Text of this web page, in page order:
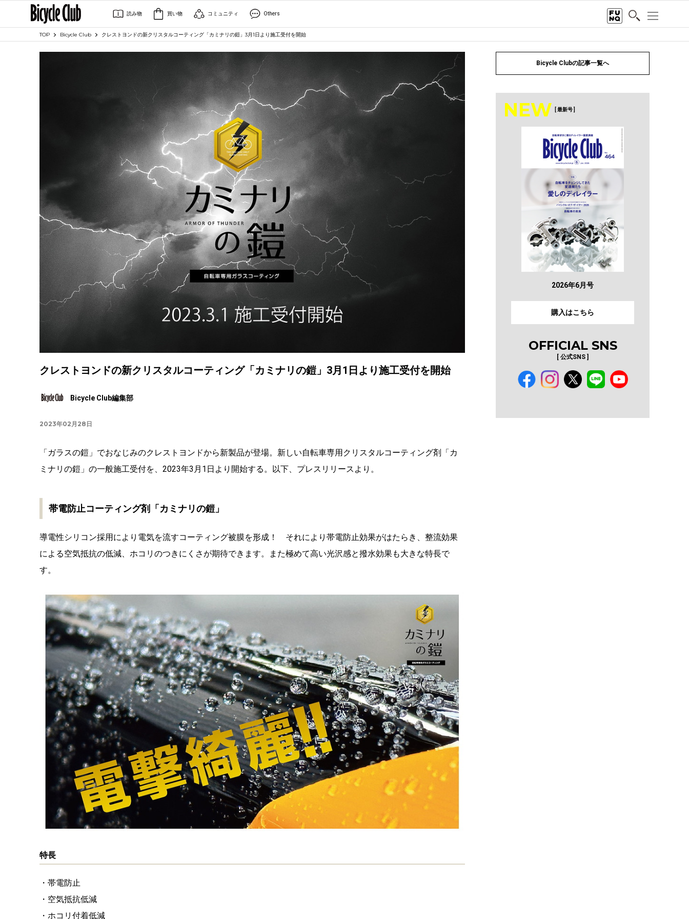
読み物 買い物 コミュニティ Others
TOP Bicycle Club クレストヨンドの新クリスタルコーティング「カミナリの鎧」3月1日より施工受付を開始
クレストヨンドの新クリスタルコーティング「カミナリの鎧」3月1日より施工受付を開始
Bicycle Club編集部
2023年02月28日
「ガラスの鎧」でおなじみのクレストヨンドから新製品が登場。新しい自転車専用クリスタルコーティング剤「カ
ミナリの鎧」の一般施工受付を、2023年3月1日より開始する。以下、プレスリリースより。
帯電防止コーティング剤「カミナリの鎧」
導電性シリコン採用により電気を流すコーティング被膜を形成！ それにより帯電防止効果がはたらき、整流効果
による空気抵抗の低減、ホコリのつきにくさが期待できます。また極めて高い光沢感と撥水効果も大きな特長で
す。
特長
・帯電防止
・空気抵抗低減
・ホコリ付着低減
Bicycle Clubの記事一覧へ
NEW [ 最新号 ]
2026年6月号
購入はこちら
OFFICIAL SNS
[ 公式SNS ]